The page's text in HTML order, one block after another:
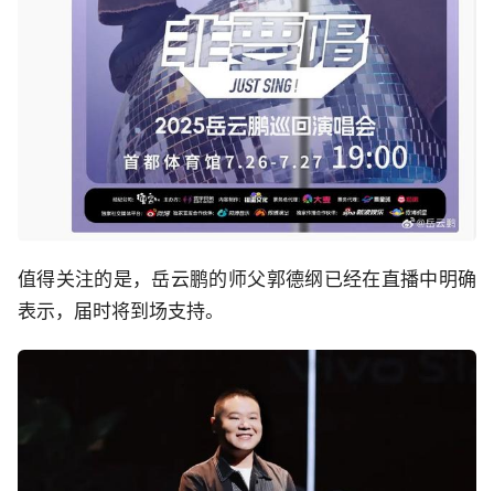
值得关注的是，岳云鹏的师父郭德纲已经在直播中明确
表示，届时将到场支持。